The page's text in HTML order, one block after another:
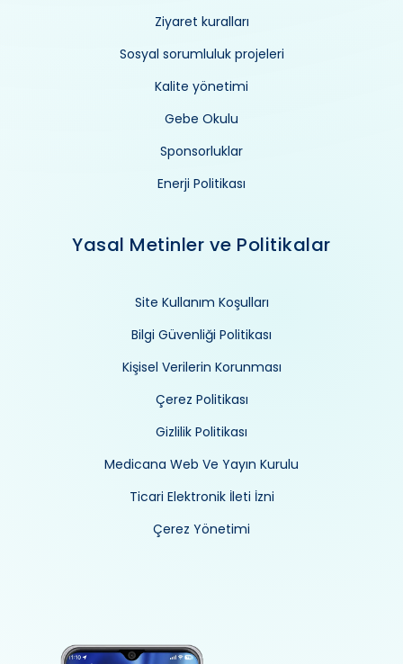
Ziyaret kuralları
Sosyal sorumluluk projeleri
Kalite yönetimi
Gebe Okulu
Sponsorluklar
Enerji Politikası
Yasal Metinler ve Politikalar
Site Kullanım Koşulları
Bilgi Güvenliği Politikası
Kişisel Verilerin Korunması
Çerez Politikası
Gizlilik Politikası
Medicana Web Ve Yayın Kurulu
Ticari Elektronik İleti İzni
Çerez Yönetimi